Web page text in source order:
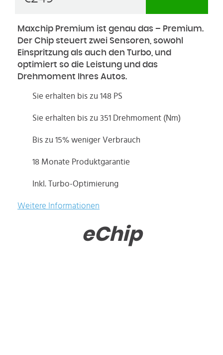
Maxchip Premium ist genau das – Premium.
Der Chip steuert zwei Sensoren, sowohl
Einspritzung als auch den Turbo, und
optimiert so die Leistung und das
Drehmoment Ihres Autos.
Sie erhalten bis zu 148 PS
Sie erhalten bis zu 351 Drehmoment (Nm)
Bis zu 15% weniger Verbrauch
18 Monate Produktgarantie
Inkl. Turbo-Optimierung
Weitere Informationen
eChip